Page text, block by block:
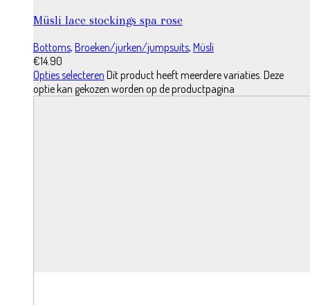
Müsli lace stockings spa rose
Bottoms, Broeken/jurken/jumpsuits, Müsli
€14.90
Opties selecteren Dit product heeft meerdere variaties. Deze
optie kan gekozen worden op de productpagina